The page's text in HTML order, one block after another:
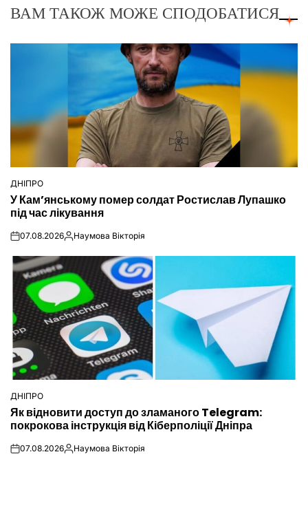
ВАМ ТАКОЖ МОЖЕ СПОДОБАТИСЯ
ОПУБЛІКУВАТИ
У
ДНІПРО
У Кам’янському помер солдат Ростислав Лупашко
під час лікування
on07.08.2026Опубліковано
Наумова Вікторія
ОПУБЛІКУВАТИ
У
ДНІПРО
Як відновити доступ до зламаного Telegram:
покрокова інструкція від Кіберполіції Дніпра
on07.08.2026Опубліковано
Наумова Вікторія